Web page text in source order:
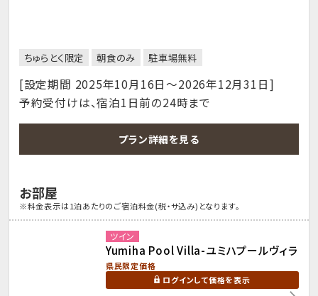
ちゅらとく限定 朝食のみ 駐車場無料
[設定期間 2025年10月16日～2026年12月31日]
予約受付けは、宿泊1日前の24時まで
プラン詳細を見る
お部屋
※料金表示は1泊あたりのご宿泊料金(税・サ込み)となります。
ツイン
Yumiha Pool Villa-ユミハプールヴィラ
県民限定価格
ログインして価格を表示